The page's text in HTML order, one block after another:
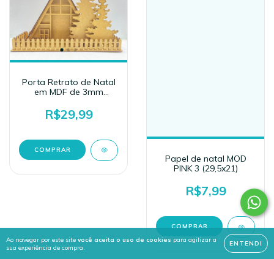
Ao navegar por este site você aceita o uso de cookies para agilizar a
sua experiência de compra.
ENTENDI
Porta Retrato de Natal
em MDF de 3mm
R$29,99
Papel de natal MOD
PINK 3 (29,5x21)
R$7,99